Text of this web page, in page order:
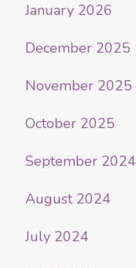
January 2026
December 2025
November 2025
October 2025
September 2024
August 2024
July 2024